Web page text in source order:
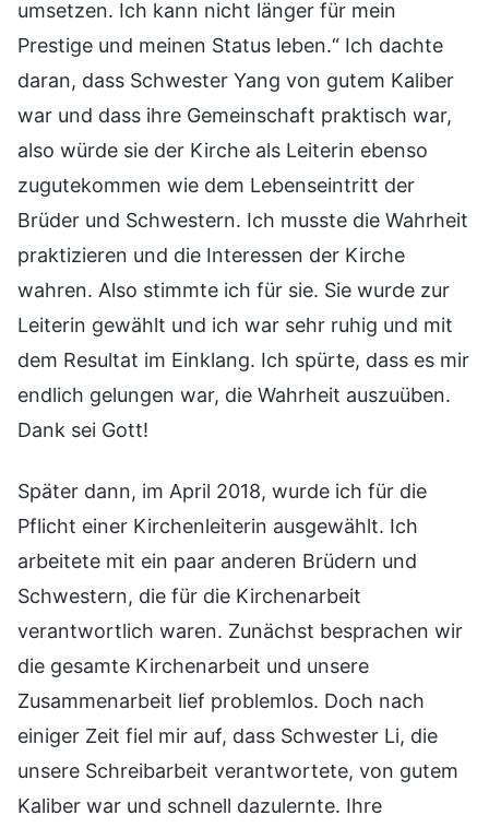
umsetzen. Ich kann nicht länger für mein
Prestige und meinen Status leben.“ Ich dachte
daran, dass Schwester Yang von gutem Kaliber
war und dass ihre Gemeinschaft praktisch war,
also würde sie der Kirche als Leiterin ebenso
zugutekommen wie dem Lebenseintritt der
Brüder und Schwestern. Ich musste die Wahrheit
praktizieren und die Interessen der Kirche
wahren. Also stimmte ich für sie. Sie wurde zur
Leiterin gewählt und ich war sehr ruhig und mit
dem Resultat im Einklang. Ich spürte, dass es mir
endlich gelungen war, die Wahrheit auszuüben.
Dank sei Gott!
Später dann, im April 2018, wurde ich für die
Pflicht einer Kirchenleiterin ausgewählt. Ich
arbeitete mit ein paar anderen Brüdern und
Schwestern, die für die Kirchenarbeit
verantwortlich waren. Zunächst besprachen wir
die gesamte Kirchenarbeit und unsere
Zusammenarbeit lief problemlos. Doch nach
einiger Zeit fiel mir auf, dass Schwester Li, die
unsere Schreibarbeit verantwortete, von gutem
Kaliber war und schnell dazulernte. Ihre